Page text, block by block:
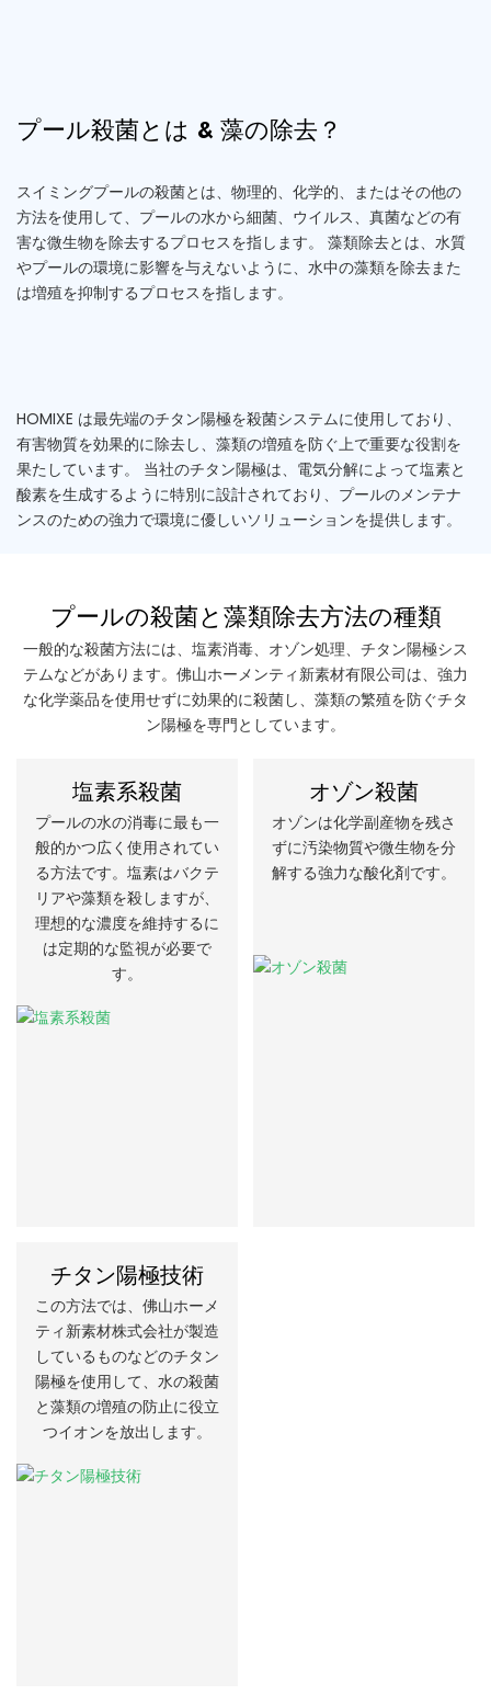
プール殺菌とは & 藻の除去？
スイミングプールの殺菌とは、物理的、化学的、またはその他の
方法を使用して、プールの水から細菌、ウイルス、真菌などの有
害な微生物を除去するプロセスを指します。 藻類除去とは、水質
やプールの環境に影響を与えないように、水中の藻類を除去また
は増殖を抑制するプロセスを指します。
HOMIXE は最先端のチタン陽極を殺菌システムに使用しており、
有害物質を効果的に除去し、藻類の増殖を防ぐ上で重要な役割を
果たしています。 当社のチタン陽極は、電気分解によって塩素と
酸素を生成するように特別に設計されており、プールのメンテナ
ンスのための強力で環境に優しいソリューションを提供します。
プールの殺菌と藻類除去方法の種類
一般的な殺菌方法には、塩素消毒、オゾン処理、チタン陽極シス
テムなどがあります。佛山ホーメンティ新素材有限公司は、強力
な化学薬品を使用せずに効果的に殺菌し、藻類の繁殖を防ぐチタ
ン陽極を専門としています。
塩素系殺菌
プールの水の消毒に最も一
般的かつ広く使用されてい
る方法です。塩素はバクテ
リアや藻類を殺しますが、
理想的な濃度を維持するに
は定期的な監視が必要で
す。
オゾン殺菌
オゾンは化学副産物を残さ
ずに汚染物質や微生物を分
解する強力な酸化剤です。
チタン陽極技術
この方法では、佛山ホーメ
ティ新素材株式会社が製造
しているものなどのチタン
陽極を使用して、水の殺菌
と藻類の増殖の防止に役立
つイオンを放出します。